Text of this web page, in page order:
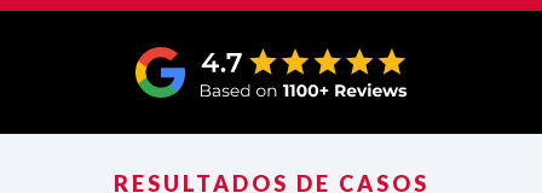
RESULTADOS DE CASOS